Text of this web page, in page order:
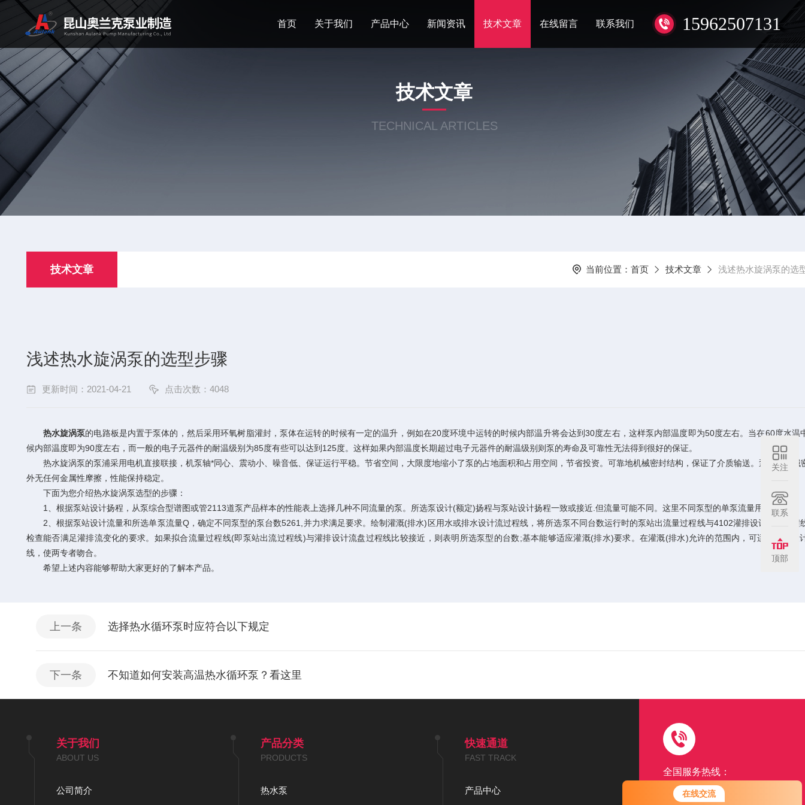
在线交流
15962507131
首页 关于我们 产品中心 新闻资讯 技术文章 在线留言 联系我们
技术文章
TECHNICAL ARTICLES
技术文章 当前位置： 首页 技术文章 浅述热水旋涡泵的选
浅述热水旋涡泵的选型步骤
更新时间：2021-04-21 点击次数：4048
热水旋涡泵的电路板是内置于泵体的，然后采用环氧树脂灌封，泵体在运转的时候有一定的温升，例如在20度环境中运转的时候内部温升将会达到30度左右，这样泵内部温度即为50度左右。当在60度水温
候内部温度即为90度左右，而一般的电子元器件的耐温级别为85度有些可以达到125度。这样如果内部温度长期超过电子元器件的耐温级别则泵的寿命及可靠性无法得到很好的保证。
热水旋涡泵的泵浦采用电机直接联接，机泵轴*同心、震动小、噪音低、保证运行平稳。节省空间，大限度地缩小了泵的占地面积和占用空间，节省投资。可靠地机械密封结构，保证了介质输送。泵内除机械
外无任何金属性摩擦，性能保持稳定。
下面为您介绍热水旋涡泵选型的步骤：
1、根据泵站设计扬程，从泵综合型谱图或管2113道泵产品样本的性能表上选择几种不同流量的泵。所选泵设计(额定)扬程与泵站设计扬程一致或接近.但流量可能不同。这里不同泵型的单泵流量用Q表示。
2、根据泵站设计流量和所选单泵流量Q，确定不同泵型的泵台数5261,并力求满足要求。绘制灌溉(排水)区用水或排水设计流过程线，将所选泵不同台数运行时的泵站出流量过程线与4102灌排设计流量过程
检查能否满足灌排流变化的要求。如果拟合流量过程线(即泵站出流过程线)与灌排设计流盘过程线比较接近，则表明所选泵型的台数;基本能够适应灌溉(排水)要求。在灌溉(排水)允许的范围内，可适当修订设
线，使两专者吻合。
希望上述内容能够帮助大家更好的了解本产品。
上一条 选择热水循环泵时应符合以下规定
下一条 不知道如何安装高温热水循环泵？看这里
全国服务热线：
15962507131
关于我们
ABOUT US
公司简介
产品分类
PRODUCTS
热水泵
快速通道
FAST TRACK
产品中心
关注
联系
顶部